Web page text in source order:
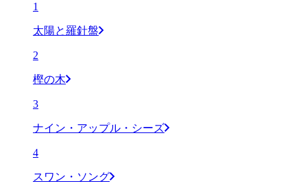
1
太陽と羅針盤
2
樫の木
3
ナイン・アップル・シーズ
4
スワン・ソング